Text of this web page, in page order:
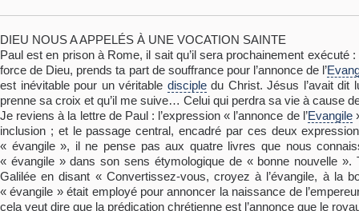
DIEU NOUS A APPELÉS À UNE VOCATION SAINTE
Paul est en prison à Rome, il sait qu’il sera prochainement
force de Dieu, prends ta part de souffrance pour l’annonce de l’
est inévitable pour un véritable discipledu Christ. Jésus l’avait dit
prenne sa croix et qu’il me suive… Celui qui perdra sa vie à cause
Je reviens à la lettre de Paul : l’expression « l’annonce de l’Evangile
inclusion ; et le passage central, encadré par ces deux
« évangile », il ne pense pas aux quatre livres que nous
« évangile » dans son sens étymologique de « bonne nouvelle
Galilée en disant « Convertissez-vous, croyez à l’évangile, à la
« évangile » était employé pour annoncer la naissance de
cela veut dire que la prédication chrétienne est l’annonce que le